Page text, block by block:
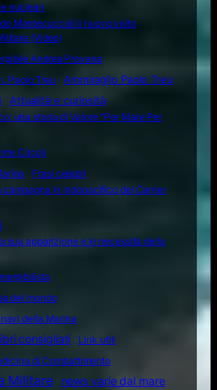
nucleari
Montecuccoli il nuovo volto
(Video)
Andrea Provana
Paolo Treu
Ammiraglio Paolo Treu
Attualità e curiosità
una storia di Valore "Per Mare Per
Circoli
Frasi celebri
campagna in Indopacifico del Carrier
sua apparizione e le necessità della
del mondo
della Marina
consigliati Link utili
di Combattimento
Militare
news varie dal mare